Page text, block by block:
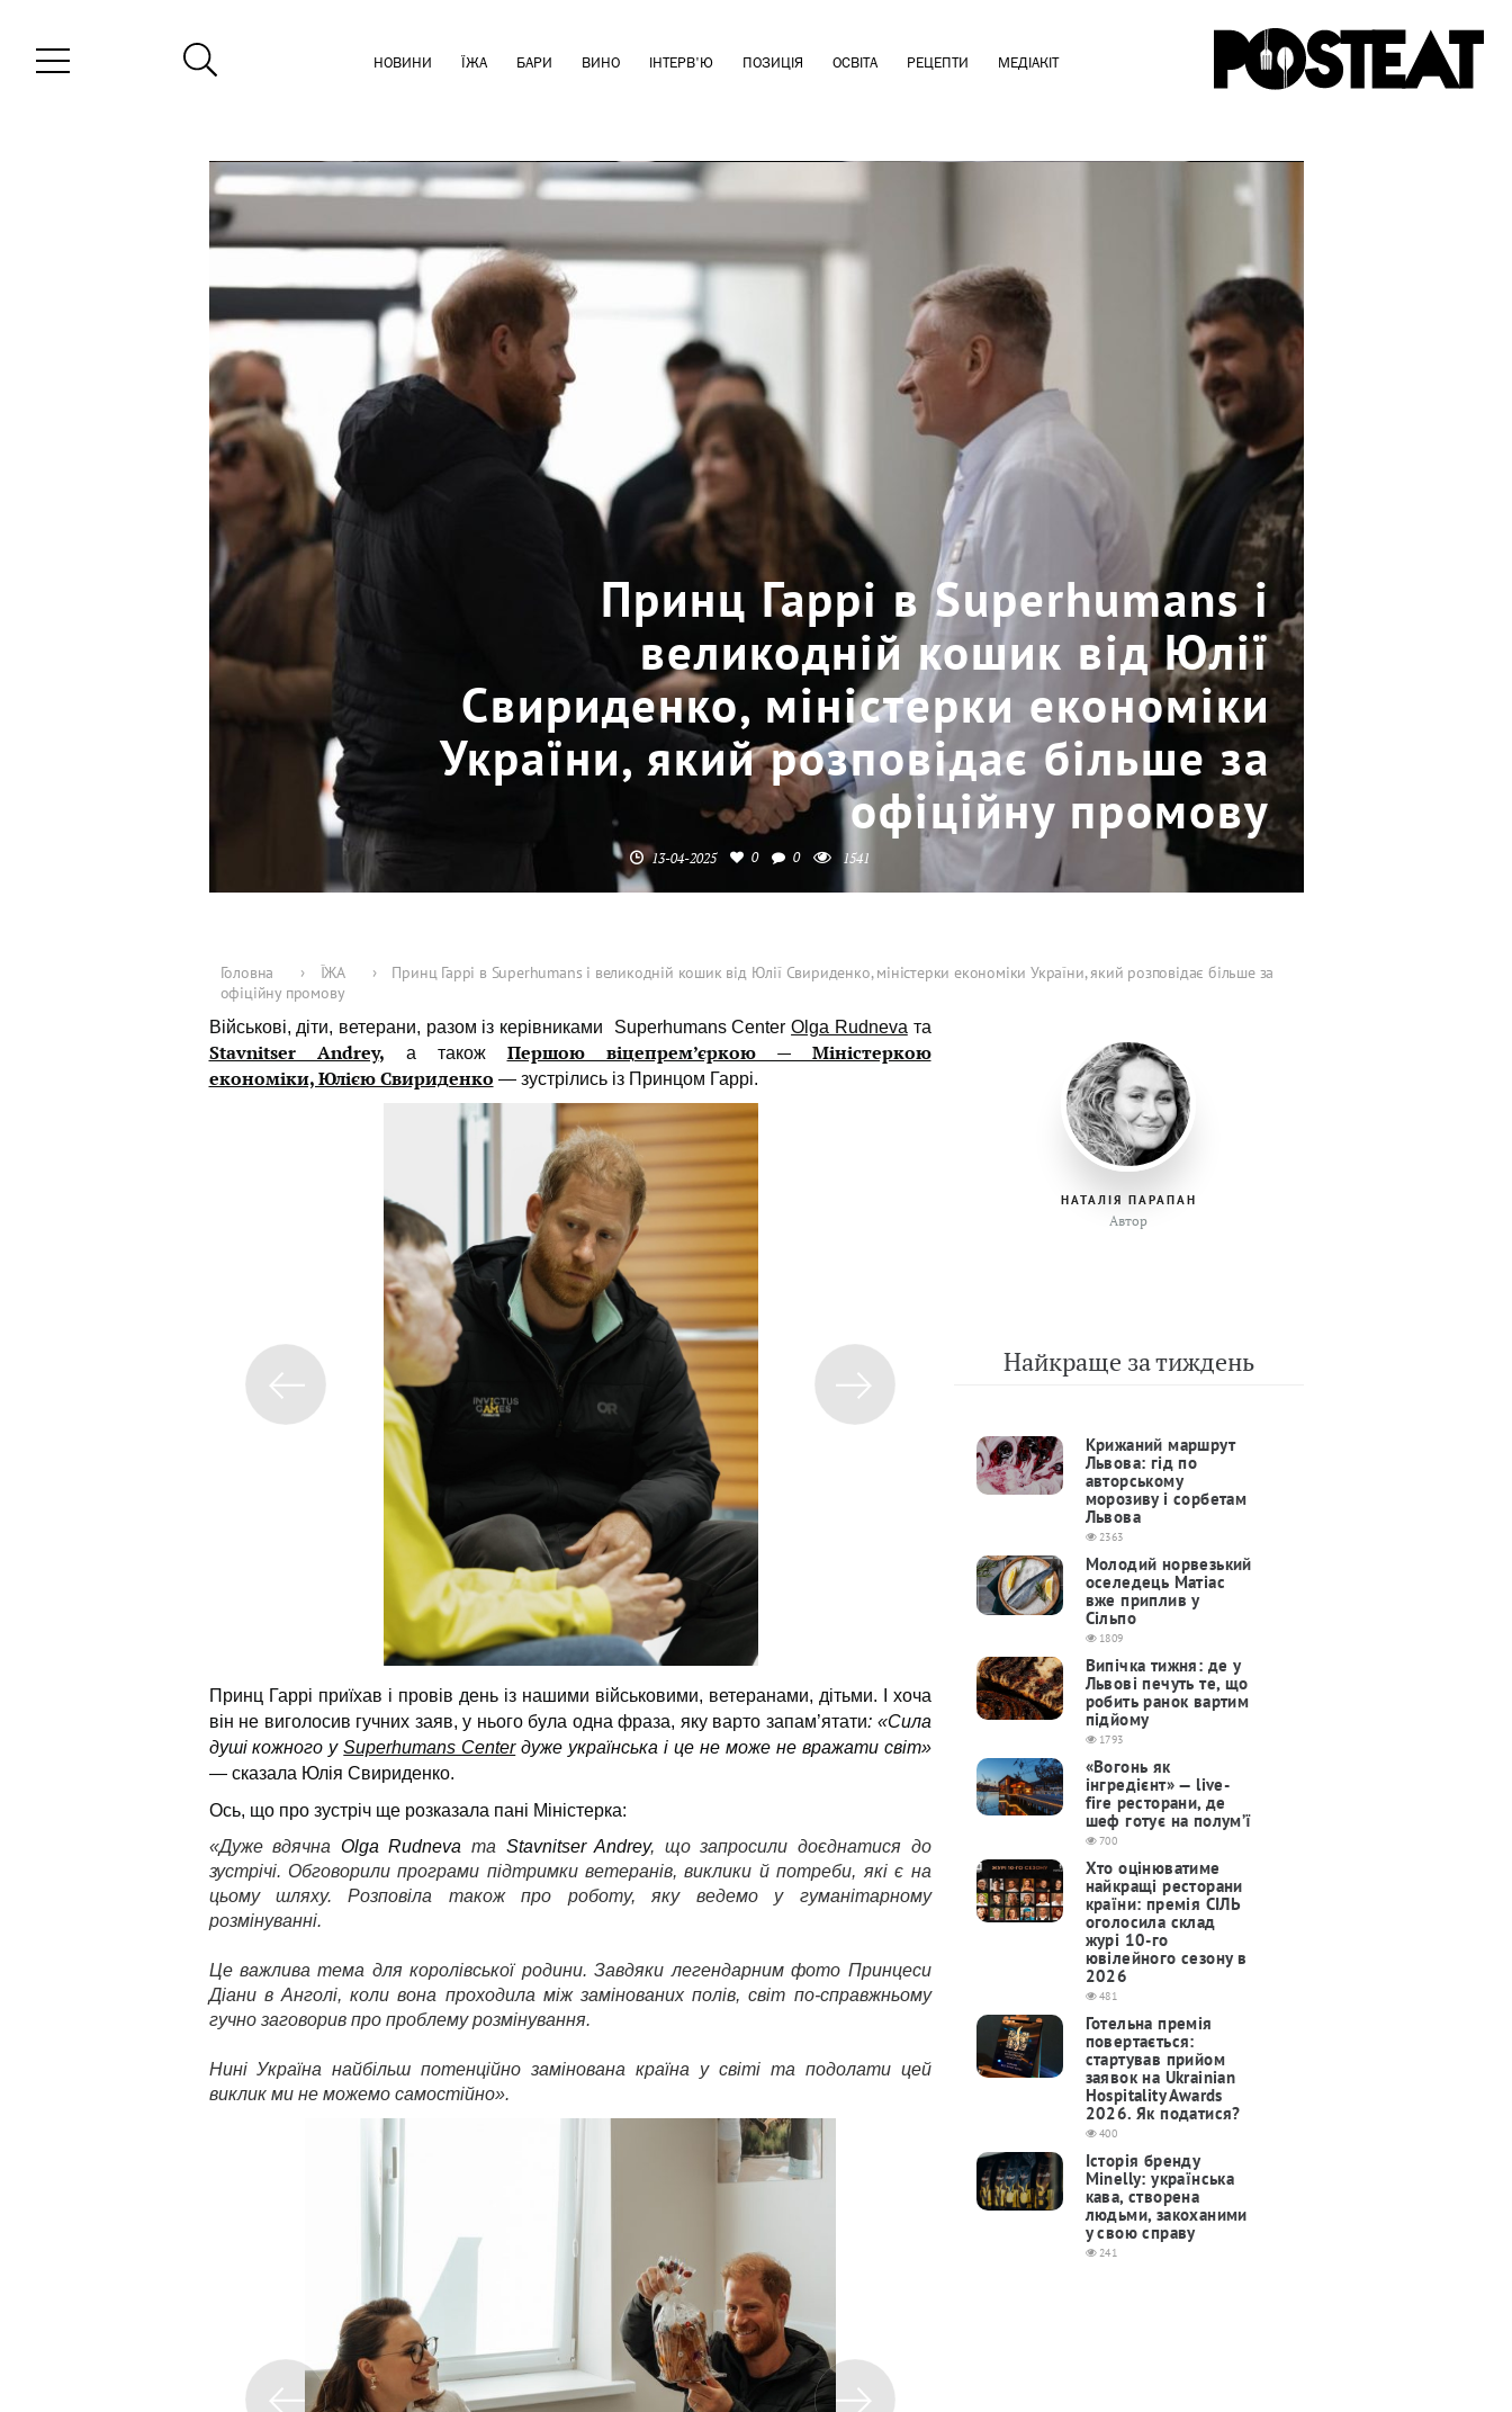
НОВИНИ ЇЖА БАРИ ВИНО ІНТЕРВ'Ю ПОЗИЦІЯ ОСВІТА РЕЦЕПТИ МЕДІАКІТ
Принц Гаррі в Superhumans і
великодній кошик від Юлії
Свириденко, міністерки економіки
України, який розповідає більше за
офіційну промову
13-04-2025 0 0 1541
Головна › ЇЖА ›
Принц Гаррі в Superhumans і великодній кошик від Юлії Свириденко, міністерки економіки України, який розповідає більше за
офіційну промову
Військові, діти, ветерани, разом із керівниками Superhumans CenterOlga Rudneva та
Stavnitser Andrey, а також Першою віцепрем’єркою — Міністеркою
економіки, Юлією Свириденко — зустрілись із Принцом Гаррі.
Принц Гаррі приїхав і провів день із нашими військовими, ветеранами, дітьми. І хоча
він не виголосив гучних заяв, у нього була одна фраза, яку варто запам’ятати: «Сила
душі кожного уSuperhumans Centerдуже українська і це не може не вражати світ»
— сказала Юлія Свириденко.
Ось, що про зустріч ще розказала пані Міністерка:
«Дуже вдячна Olga Rudneva та Stavnitser Andrey, що запросили доєднатися до
зустрічі. Обговорили програми підтримки ветеранів, виклики й потреби, які є на
цьому шляху. Розповіла також про роботу, яку ведемо у гуманітарному
розмінуванні.
Це важлива тема для королівської родини. Завдяки легендарним фото Принцеси
Діани в Анголі, коли вона проходила між замінованих полів, світ по-справжньому
гучно заговорив про проблему розмінування.
Нині Україна найбільш потенційно замінована країна у світі та подолати цей
виклик ми не можемо самостійно».
НАТАЛІЯ ПАРАПАН
Автор
Найкраще за тиждень
Крижаний маршрут
Львова: гід по
авторському
морозиву і сорбетам
Львова
2363
Молодий норвезький
оселедець Матіас
вже приплив у
Сільпо
1809
Випічка тижня: де у
Львові печуть те, що
робить ранок вартим
підйому
1793
«Вогонь як
інгредієнт» — live-
fire ресторани, де
шеф готує на полум’ї
700
Хто оцінюватиме
найкращі ресторани
країни: премія СІЛЬ
оголосила склад
журі 10-го
ювілейного сезону в
2026
481
Готельна премія
повертається:
cтартував прийом
заявок на Ukrainian
Hospitality Awards
2026. Як податися?
400
Історія бренду
Minelly: українська
кава, створена
людьми, закоханими
у свою справу
241